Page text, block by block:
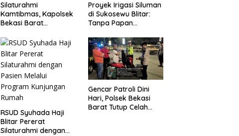
Silaturahmi
Kamtibmas, Kapolsek
Bekasi Barat
dan Keluarga Kunci
Jaga Kondusivitas
Wilayah
Proyek Irigasi Siluman
di Sukosewu Blitar:
Tanpa Papan
dan Terkesan Lempar
Tanggung Jawab
RSUD Syuhada Haji
Blitar Pererat
Silaturahmi dengan
Gencar Patroli Dini
Hari, Polsek Bekasi
Barat Tutup Celah